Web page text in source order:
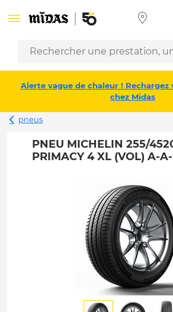
Alerte vague de chaleur !
chez Midas
pneus
PNEU MICHELIN 255/
PRIMACY 4 XL (VOL) A-